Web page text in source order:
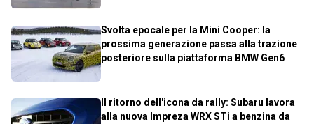
Svolta epocale per la Mini Cooper: la
prossima generazione passa alla trazione
posteriore sulla piattaforma BMW Gen6
Il ritorno dell'icona da rally: Subaru lavora
alla nuova Impreza WRX STi a benzina da